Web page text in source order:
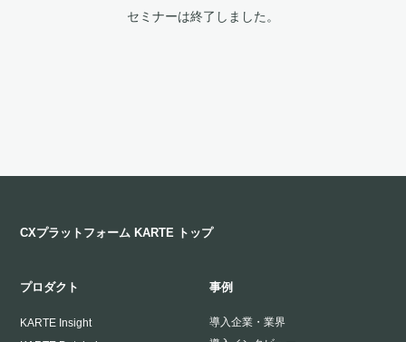
セミナーは終了しました。
CXプラットフォーム KARTE トップ
プロダクト
KARTE Insight
事例
導入企業・業界